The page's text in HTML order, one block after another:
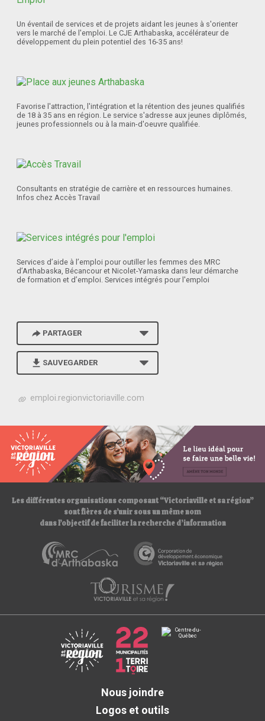
Un éventail de services et de projets aidant les jeunes à s'orienter
vers le marché de l'emploi. Le CJE Arthabaska, accélérateur de
développement du plein potentiel des 16-35 ans!
Favorise l'attraction, l'intégration et la rétention des jeunes qualifiés
de 18 à 35 ans en région. Le service s'adresse aux jeunes diplômés,
jeunes professionnels ou à la main-d'oeuvre qualifiée.
Consultants en stratégie de carrière et en ressources humaines.
Infos chez Accès Travail
Services d’aide à l’emploi pour outiller les femmes des MRC
d’Arthabaska, Bécancour et Nicolet-Yamaska dans leur démarche
de formation et d’emploi. Services intégrés pour l'emploi
PARTAGER
SAUVEGARDER
h
p
s
:
/
/
emploi.regionvictoriaville.com
Les différentes organisations composant “Victoriaville et sa région”
sont fières de s’unir sous un même nom
dans l’objectif de faciliter la recherche d’information
Nous joindre
Logos et outils